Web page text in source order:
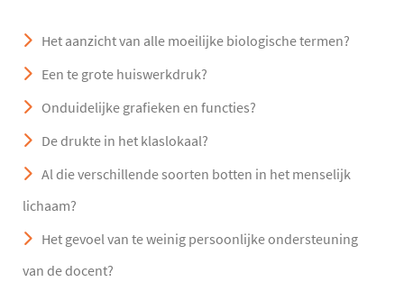
Het aanzicht van alle moeilijke biologische termen?
Een te grote huiswerkdruk?
Onduidelijke grafieken en functies?
De drukte in het klaslokaal?
Al die verschillende soorten botten in het menselijk
lichaam?
Het gevoel van te weinig persoonlijke ondersteuning
van de docent?